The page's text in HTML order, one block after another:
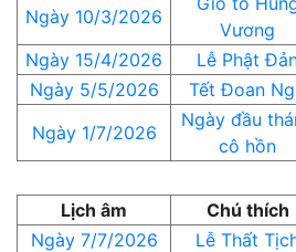
Ngày 10/3/2026
Vương
Ngày 15/4/2026
Lễ Phật
Ngày 5/5/2026
Tết Đoan
Ngày 1/7/2026
Ngày đầu
cô hồn
Lịch âm Chú thích
Ngày 7/7/2026
Lễ Thất